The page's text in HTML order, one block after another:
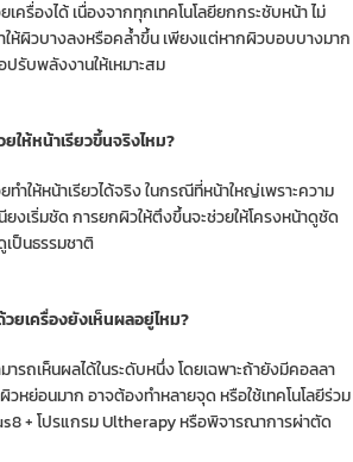
ครื่องได้ เนื่องจากทุกเทคโนโลยียกกระชับหน้า ไม่
ห้ผิวบางลงหรือคล้ำขึ้น เพียงแต่หากผิวบอบบางมาก
รับพลังงานให้เหมาะสม
ให้หน้าเรียวขึ้นจริงไหม?
ำให้หน้าเรียวได้จริง ในกรณีที่หน้าใหญ่เพราะความ
งเริ่มชัด การยกผิวให้ตึงขึ้นจะช่วยให้โครงหน้าดูชัด
เป็นธรรมชาติ
ยเครื่องยังเห็นผลอยู่ไหม?
รถเห็นผลได้ในระดับหนึ่ง โดยเฉพาะถ้ายังมีคอลลา
วหย่อนมาก อาจต้องทำหลายจุด หรือใช้เทคโนโลยีร่วม
+ โปรแกรม Ultherapy หรือพิจารณาการผ่าตัด